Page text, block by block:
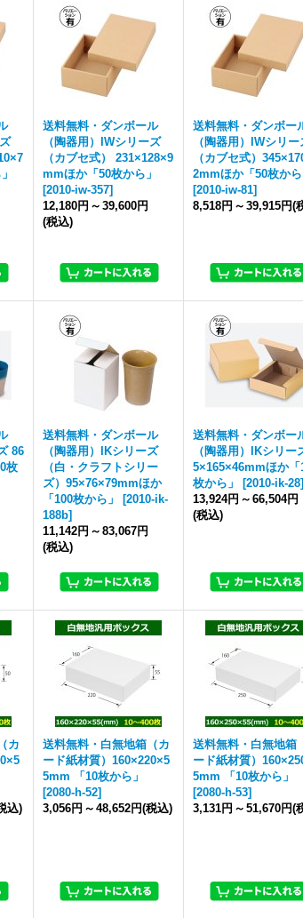
送料無料・ダンボール
（陶器用）IWシリーズ
（カブセ式） 231×128×9
mmほか「50枚から」
[2010-iw-357]
12,180円 ～ 39,600円
(税込)
送料無料・ダンボー
（陶器用）IWシリー
（カブセ式）
2mmほか「50枚から
[2010-iw-81]
8,518円 ～ 39,915円(
86
枚
送料無料・ダンボール
（陶器用）IKシリーズ
（白・クラフトシリー
ズ）95×76×79mmほか
「100枚から」
[2010-ik-
188b]
11,142円 ～ 83,067円
(税込)
送料無料・ダンボー
（陶器用）IKシリー
5×165×46mmほか「
枚から」
[2010-ik-28]
13,924円 ～ 66,504円
(税込)
カ
込)
送料無料・白無地箱（カ
ード紙材質）160×220×5
5mm 「10枚から」
[2080-h-52]
3,056円 ～ 48,652円(税込)
送料無料・白無地箱
ード紙材質）
5mm 「10枚から」
[2080-h-53]
3,131円 ～ 51,670円(